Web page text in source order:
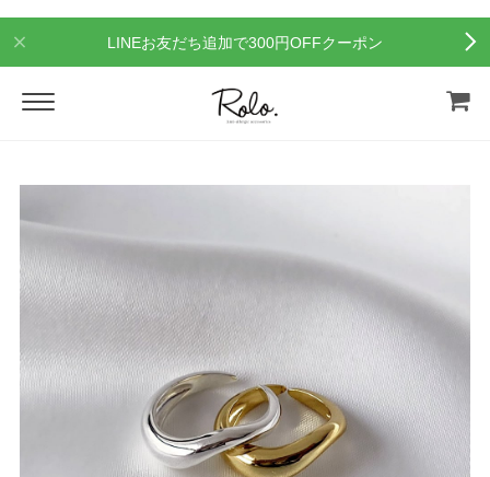
LINEお友だち追加で300円OFFクーポン